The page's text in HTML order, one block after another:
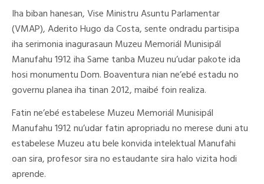
Iha biban hanesan, Vise Ministru Asuntu Parlamentar
(VMAP), Aderito Hugo da Costa, sente ondradu partisipa
iha serimonia inagurasaun Muzeu Memoriál Munisipál
Manufahu 1912 iha Same tanba Muzeu nu’udar pakote ida
hosi monumentu Dom. Boaventura nian ne’ebé estadu no
governu planea iha tinan 2012, maibé foin realiza.
Fatin ne’ebé estabelese Muzeu Memoriál Munisipál
Manufahu 1912 nu’udar fatin apropriadu no merese duni atu
estabelese Muzeu atu bele konvida intelektual Manufahi
oan sira, profesor sira no estaudante sira halo vizita hodi
aprende.